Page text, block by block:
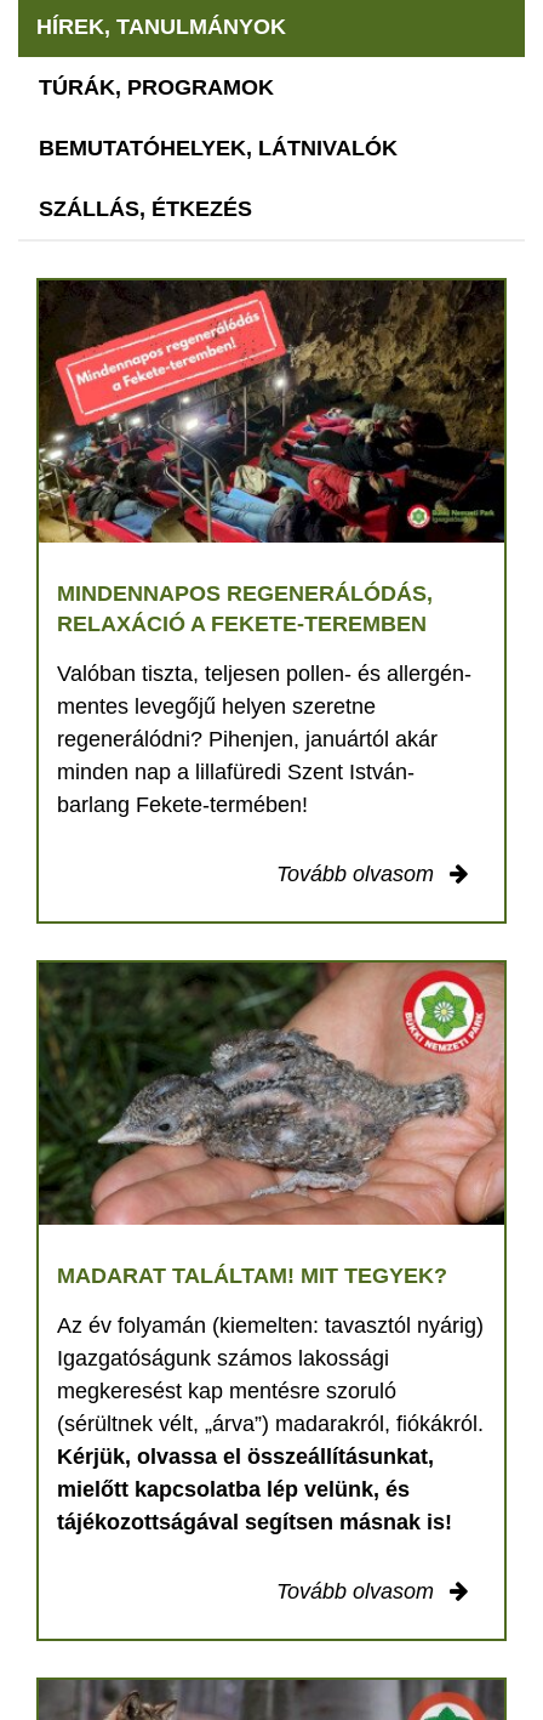
HÍREK, TANULMÁNYOK
TÚRÁK, PROGRAMOK
BEMUTATÓHELYEK, LÁTNIVALÓK
SZÁLLÁS, ÉTKEZÉS
MINDENNAPOS REGENERÁLÓDÁS,
RELAXÁCIÓ A FEKETE-TEREMBEN
Valóban tiszta, teljesen pollen- és allergén-
mentes levegőjű helyen szeretne
regenerálódni? Pihenjen, januártól akár
minden nap a lillafüredi Szent István-
barlang Fekete-termében!
Tovább olvasom
MADARAT TALÁLTAM! MIT TEGYEK?
Az év folyamán (kiemelten: tavasztól nyárig)
Igazgatóságunk számos lakossági
megkeresést kap mentésre szoruló
(sérültnek vélt, „árva”) madarakról, fiókákról.
Kérjük, olvassa el összeállításunkat,
mielőtt kapcsolatba lép velünk, és
tájékozottságával segítsen másnak is!
Tovább olvasom